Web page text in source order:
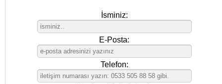
İsminiz:
E-Posta:
Telefon: